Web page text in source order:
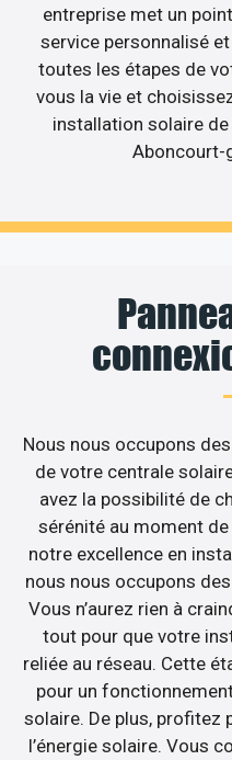
entreprise met un
service personnalisé
toutes les étapes de
vous la vie et
installation solaire
Aboncourt-
Nous nous occupons
de votre centrale
avez la possibilité de
sérénité au moment
notre excellence en
nous nous occupons
Vous n’aurez rien à
tout pour que votre
reliée au réseau. Cette
pour un
solaire. De plus, profitez
l’énergie solaire. Vous